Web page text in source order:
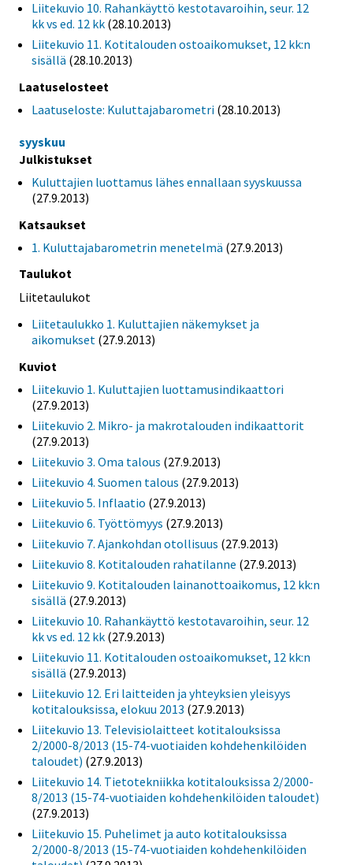
Liitekuvio 10. Rahankäyttö kestotavaroihin, seur. 12
kk vs ed. 12 kk (28.10.2013)
Liitekuvio 11. Kotitalouden ostoaikomukset, 12 kk:n
sisällä (28.10.2013)
Laatuselosteet
Laatuseloste: Kuluttajabarometri (28.10.2013)
syyskuu
Julkistukset
Kuluttajien luottamus lähes ennallaan syyskuussa
(27.9.2013)
Katsaukset
1. Kuluttajabarometrin menetelmä (27.9.2013)
Taulukot
Liitetaulukot
Liitetaulukko 1. Kuluttajien näkemykset ja
aikomukset (27.9.2013)
Kuviot
Liitekuvio 1. Kuluttajien luottamusindikaattori
(27.9.2013)
Liitekuvio 2. Mikro- ja makrotalouden indikaattorit
(27.9.2013)
Liitekuvio 3. Oma talous (27.9.2013)
Liitekuvio 4. Suomen talous (27.9.2013)
Liitekuvio 5. Inflaatio (27.9.2013)
Liitekuvio 6. Työttömyys (27.9.2013)
Liitekuvio 7. Ajankohdan otollisuus (27.9.2013)
Liitekuvio 8. Kotitalouden rahatilanne (27.9.2013)
Liitekuvio 9. Kotitalouden lainanottoaikomus, 12 kk:n
sisällä (27.9.2013)
Liitekuvio 10. Rahankäyttö kestotavaroihin, seur. 12
kk vs ed. 12 kk (27.9.2013)
Liitekuvio 11. Kotitalouden ostoaikomukset, 12 kk:n
sisällä (27.9.2013)
Liitekuvio 12. Eri laitteiden ja yhteyksien yleisyys
kotitalouksissa, elokuu 2013 (27.9.2013)
Liitekuvio 13. Televisiolaitteet kotitalouksissa
2/2000-8/2013 (15-74-vuotiaiden kohdehenkilöiden
taloudet) (27.9.2013)
Liitekuvio 14. Tietotekniikka kotitalouksissa 2/2000-
8/2013 (15-74-vuotiaiden kohdehenkilöiden taloudet)
(27.9.2013)
Liitekuvio 15. Puhelimet ja auto kotitalouksissa
2/2000-8/2013 (15-74-vuotiaiden kohdehenkilöiden